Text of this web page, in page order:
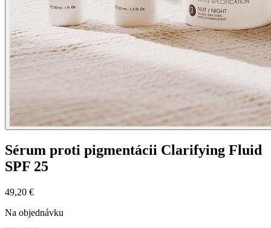
Sérum proti pigmentácii Clarifying Fluid
SPF 25
49,20 €
Na objednávku